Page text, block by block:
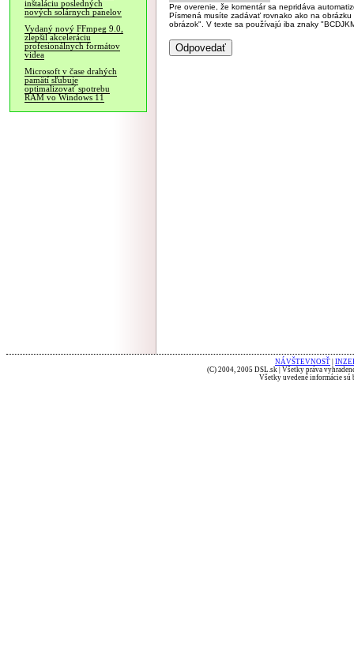
inštaláciu posledných
nových solárnych panelov
Vydaný nový FFmpeg 9.0,
zlepšil akceleráciu
profesionálnych formátov
videa
Microsoft v čase drahých
pamätí sľubuje
optimalizovať spotrebu
RAM vo Windows 11
Pre overenie, že komentár sa nepridáva
Písmená musíte zadávať rovnako ako na
obrázok". V texte sa používajú iba znaky
NÁVŠTEVNOSŤ
(C) 2004, 2005 DSL.sk | Všetky práva
Všetky uvedené informácie sú